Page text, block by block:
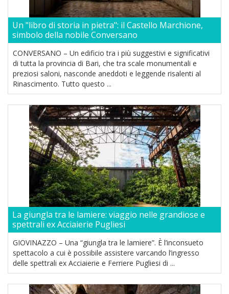
Un "libro di storia in pietra": il Castello Marchione,
simbolo della nobile Conversano
CONVERSANO – Un edificio tra i più suggestivi e significativi
di tutta la provincia di Bari, che tra scale monumentali e
preziosi saloni, nasconde aneddoti e leggende risalenti al
Rinascimento. Tutto questo ...
La giungla tra le lamiere: viaggio nelle grandiose e
spettrali ex Acciaierie Pugliesi
GIOVINAZZO – Una “giungla tra le lamiere”. È l’inconsueto
spettacolo a cui è possibile assistere varcando l’ingresso
delle spettrali ex Acciaierie e Ferriere Pugliesi di ...